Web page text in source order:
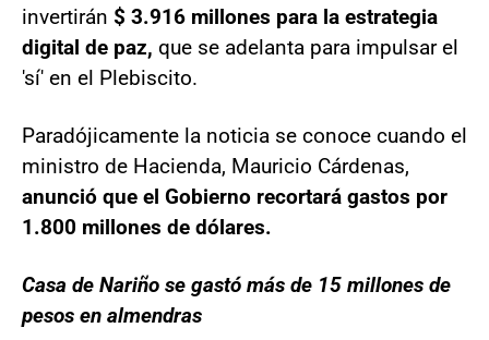
invertirán $ 3.916 millones para la estrategia
digital de paz, que se adelanta para impulsar el
'sí' en el Plebiscito.
Paradójicamente la noticia se conoce cuando el
ministro de Hacienda, Mauricio Cárdenas,
anunció que el Gobierno recortará gastos por
1.800 millones de dólares.
Casa de Nariño se gastó más de 15 millones de
pesos en almendras